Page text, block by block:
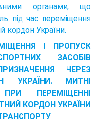
органами, що
під час переміщення
кордон України.
І ПРОПУСК
ЗАСОБІВ
ЧЕРЕЗ
УКРАЇНИ. МИТНІ
ПЕРЕМІЩЕННІ
КОРДОН УКРАЇНИ